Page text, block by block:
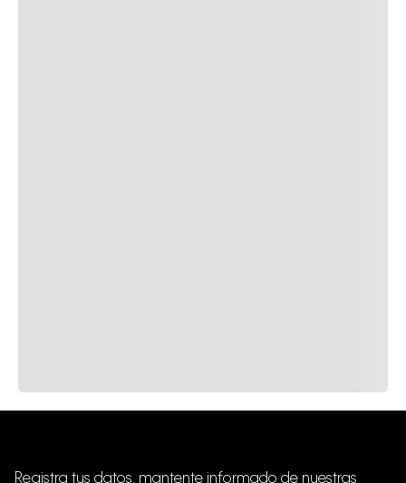
Registra tus datos, mantente informado de nuestras